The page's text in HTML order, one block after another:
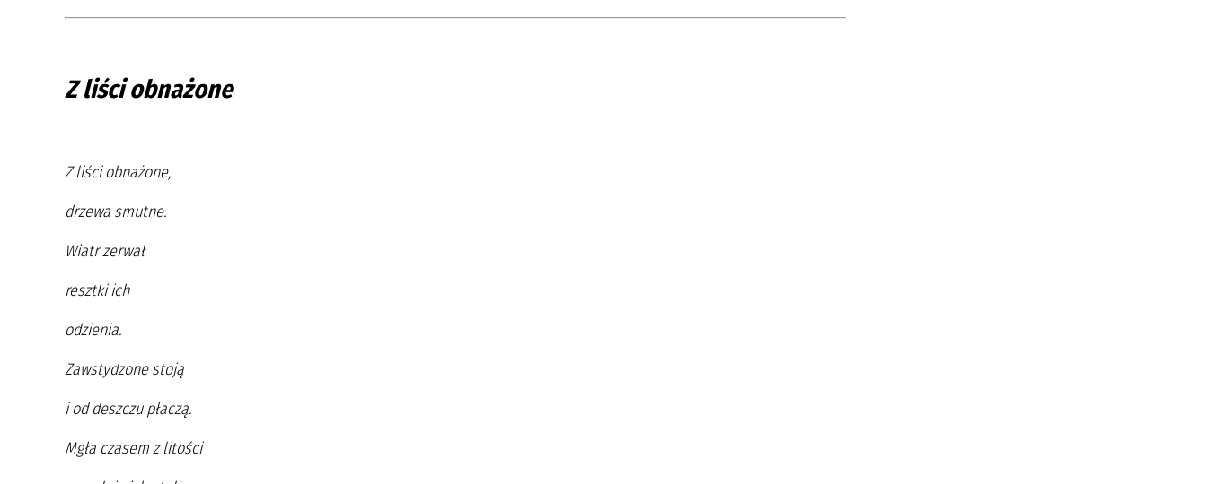
Z liści obnażone
Z liści obnażone,
drzewa smutne.
Wiatr zerwał
resztki ich
odzienia.
Zawstydzone stoją
i od deszczu płaczą.
Mgła czasem z litości